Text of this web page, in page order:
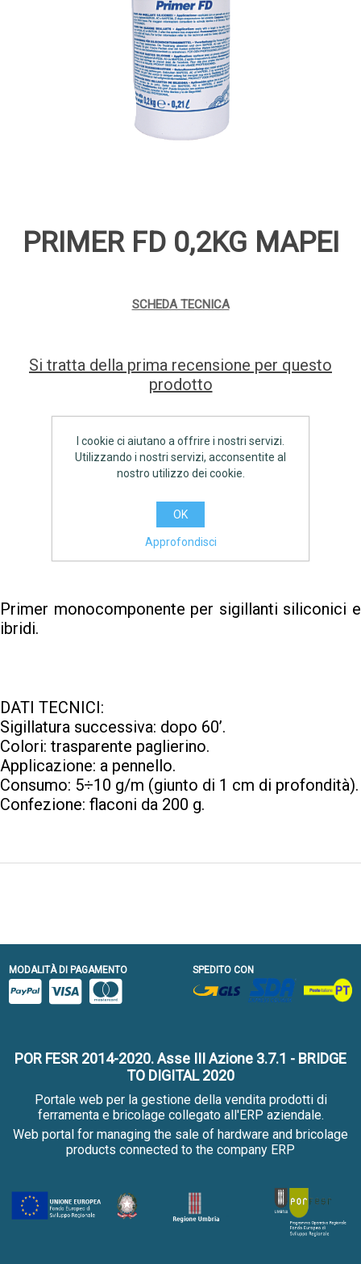
PRIMER FD 0,2KG MAPEI
SCHEDA TECNICA
Si tratta della prima recensione per questo
prodotto
Disponibilità:Prodotto non disponibile.
€42,70 IVA inclusa
AGGIUNGI
Primer monocomponente per sigillanti siliconici e
ibridi.
DATI TECNICI:
Sigillatura successiva: dopo 60’.
Colori: trasparente paglierino.
Applicazione: a pennello.
Consumo: 5÷10 g/m (giunto di 1 cm di profondità).
Confezione: flaconi da 200 g.
MODALITÀ DI PAGAMENTO SPEDITO CON
POR FESR 2014-2020. Asse III Azione 3.7.1 - BRIDGE
TO DIGITAL 2020
Portale web per la gestione della vendita prodotti di
ferramenta e bricolage collegato all'ERP aziendale.
Web portal for managing the sale of hardware and bricolage
products connected to the company ERP
I cookie ci aiutano a offrire i nostri servizi.
Utilizzando i nostri servizi, acconsentite al
nostro utilizzo dei cookie.
OK
Approfondisci